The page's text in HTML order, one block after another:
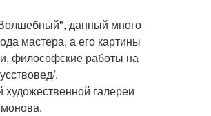
данный много
мастера, а его картины
философские работы на
.
галереи